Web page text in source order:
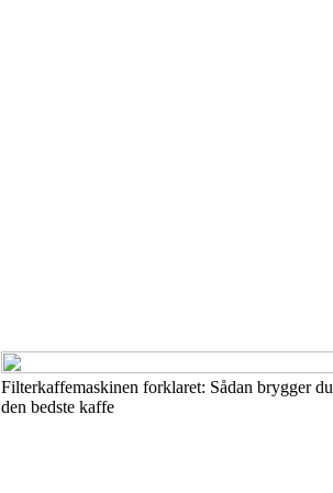
Filterkaffemaskinen forklaret: Sådan brygger du
den bedste kaffe